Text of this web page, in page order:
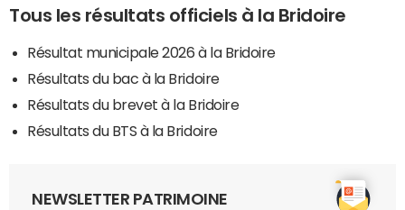
Tous les résultats officiels à la Bridoire
Résultat municipale 2026 à la Bridoire
Résultats du bac à la Bridoire
Résultats du brevet à la Bridoire
Résultats du BTS à la Bridoire
NEWSLETTER PATRIMOINE